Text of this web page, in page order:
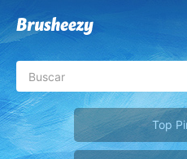
Top